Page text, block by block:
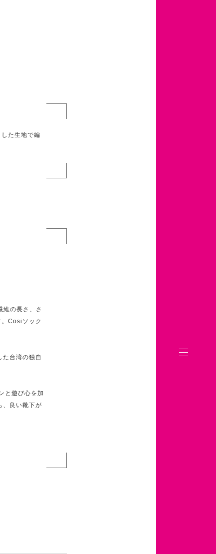
た生地で編
維の長さ、さ
Cosiソック
台湾の独自
と遊び心を加
、良い靴下が